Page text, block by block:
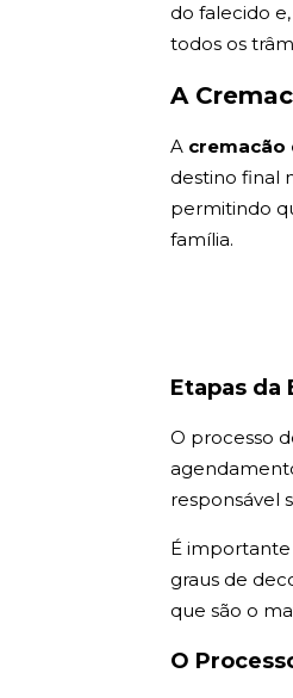
do falecido
todos os
A
A cremacão
destino final
permitindo
família.
Etapas da
O processo
responsável
É
graus de
que são o
O